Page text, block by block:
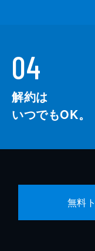
04
解約は
いつでもOK。
無料